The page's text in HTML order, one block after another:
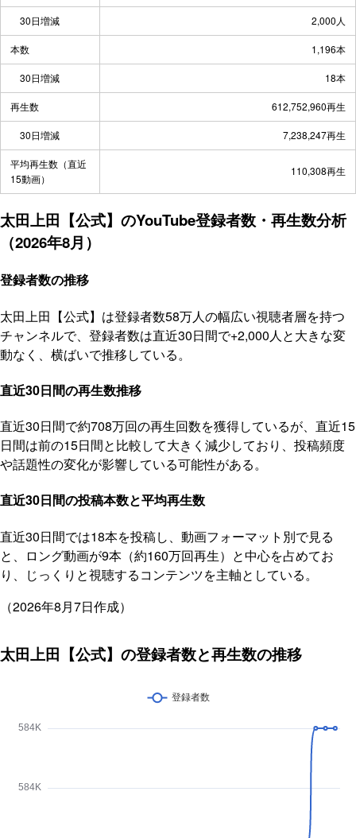
30日増減 2,000人
本数 1,196本
30日増減 18本
再生数 612,752,960再生
30日増減 7,238,247再生
平均再生数（直近
15動画）
110,308再生
太田上田【公式】のYouTube登録者数・再生数分析
（2026年8月）
登録者数の推移
太田上田【公式】は登録者数58万人の幅広い視聴者層を持つ
チャンネルで、登録者数は直近30日間で+2,000人と大きな変
動なく、横ばいで推移している。
直近30日間の再生数推移
直近30日間で約708万回の再生回数を獲得しているが、直近15
日間は前の15日間と比較して大きく減少しており、投稿頻度
や話題性の変化が影響している可能性がある。
直近30日間の投稿本数と平均再生数
直近30日間では18本を投稿し、動画フォーマット別で見る
と、ロング動画が9本（約160万回再生）と中心を占めてお
り、じっくりと視聴するコンテンツを主軸としている。
（2026年8月7日作成）
太田上田【公式】の登録者数と再生数の推移